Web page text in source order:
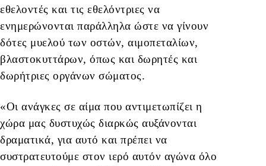
εθελοντές και τις εθελόντριες να
ενημερώνονται παράλληλα ώστε να γίνουν
δότες μυελού των οστών, αιμοπεταλίων,
βλαστοκυττάρων, όπως και δωρητές και
δωρήτριες οργάνων σώματος.
«Οι ανάγκες σε αίμα που αντιμετωπίζει η
χώρα μας δυστυχώς διαρκώς αυξάνονται
δραματικά, για αυτό και πρέπει να
συστρατευτούμε στον ιερό αυτόν αγώνα όλο